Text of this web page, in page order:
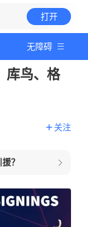
打开
无障碍
库鸟、格
关注
？